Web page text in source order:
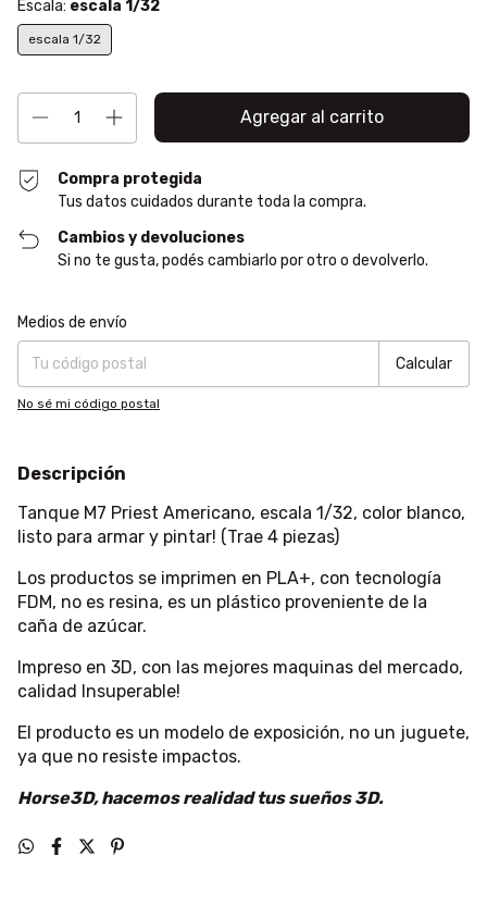
Escala: escala 1/32
escala 1/32
Compra protegida
Tus datos cuidados durante toda la compra.
Cambios y devoluciones
Si no te gusta, podés cambiarlo por otro o devolverlo.
Entregas para el CP:
Medios de envío
Calcular
No sé mi código postal
Descripción
Tanque M7 Priest Americano, escala 1/32, color blanco,
listo para armar y pintar! (Trae 4 piezas)
Los productos se imprimen en PLA+, con tecnología
FDM, no es resina, es un plástico proveniente de la
caña de azúcar.
Impreso en 3D, con las mejores maquinas del mercado,
calidad Insuperable!
El producto es un modelo de exposición, no un juguete,
ya que no resiste impactos.
Horse3D, hacemos realidad tus sueños 3D.